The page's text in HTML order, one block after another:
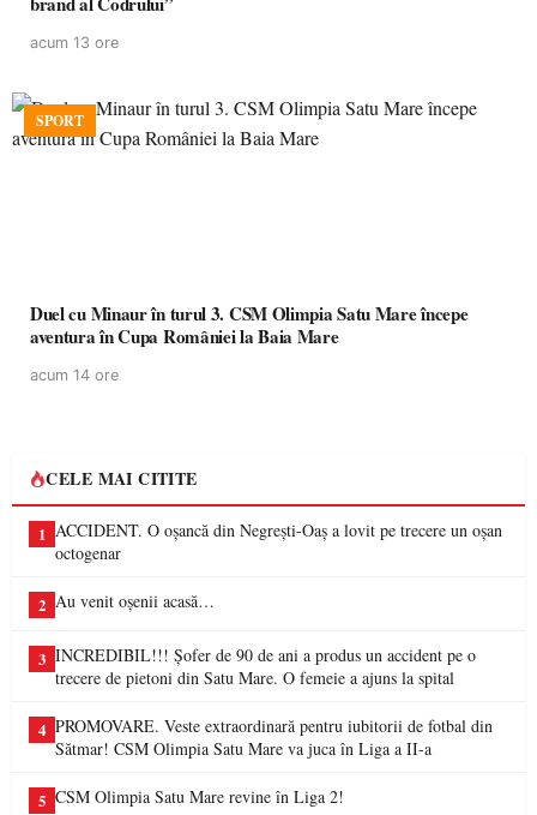
acum 13 ore
SPORT
Duel cu Minaur în turul 3. CSM Olimpia Satu Mare începe
aventura în Cupa României la Baia Mare
acum 14 ore
CELE MAI CITITE
1 ACCIDENT. O oșancă din Negrești-Oaș a lovit pe trecere un oșan
octogenar
2 Au venit oșenii acasă…
3 INCREDIBIL!!! Șofer de 90 de ani a produs un accident pe o
trecere de pietoni din Satu Mare. O femeie a ajuns la spital
4 PROMOVARE. Veste extraordinară pentru iubitorii de fotbal din
Sătmar! CSM Olimpia Satu Mare va juca în Liga a II-a
5 CSM Olimpia Satu Mare revine în Liga 2!